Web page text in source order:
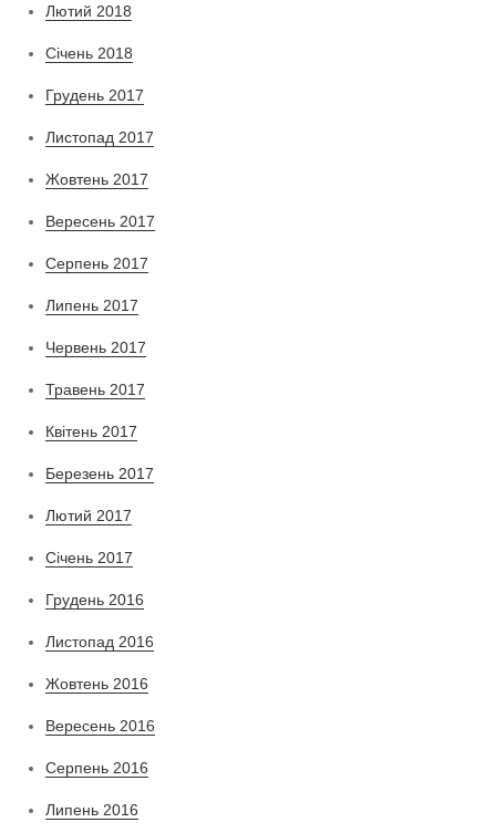
Лютий 2018
Січень 2018
Грудень 2017
Листопад 2017
Жовтень 2017
Вересень 2017
Серпень 2017
Липень 2017
Червень 2017
Травень 2017
Квітень 2017
Березень 2017
Лютий 2017
Січень 2017
Грудень 2016
Листопад 2016
Жовтень 2016
Вересень 2016
Серпень 2016
Липень 2016